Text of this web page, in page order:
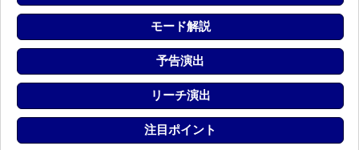
モード解説
予告演出
リーチ演出
注目ポイント